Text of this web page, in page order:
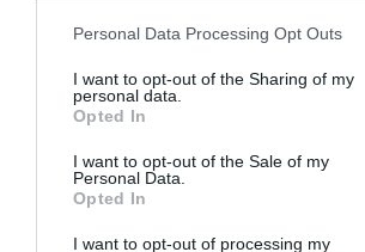
Personal Data Processing Opt Outs
I want to opt-out of the Sharing of my
personal data.
Opted In
I want to opt-out of the Sale of my
Personal Data.
Opted In
I want to opt-out of processing my
Ακολουθήστε το Culturenow.gr
Σχετικά Άρθρα